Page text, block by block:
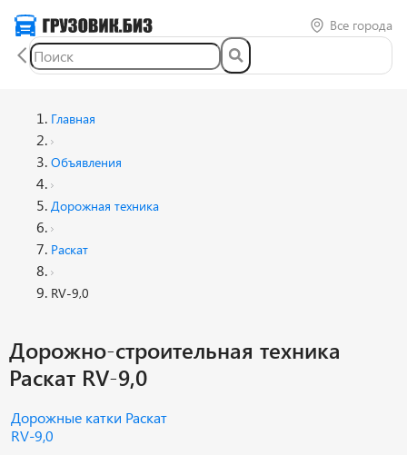
Все города
Главная
Объявления
Дорожная техника
Раскат
RV-9,0
Дорожно-строительная техника
Раскат RV-9,0
Дорожные катки Раскат
RV-9,0